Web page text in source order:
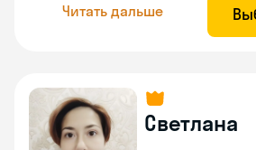
Читать дальше
Светлана